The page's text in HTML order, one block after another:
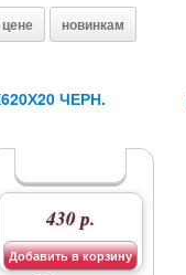
цене новинкам
ЧЕРН.
430 р.
Добавить в корзину